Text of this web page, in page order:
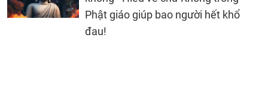
Phật giáo giúp bao người hết khổ
đau!